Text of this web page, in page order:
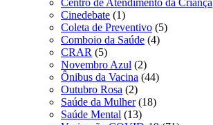
Cinedebate (1)
Coleta de Preventivo (5)
Comboio da Saúde (4)
CRAR (5)
Novembro Azul (2)
Ônibus da Vacina (44)
Outubro Rosa (2)
Saúde da Mulher(18)
Saúde Mental (13)